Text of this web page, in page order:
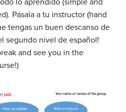
lo aprendido (simple and
Pásala a tu instructor (hand
tengas un buen descanso de
segundo nivel de español!
and see you in the